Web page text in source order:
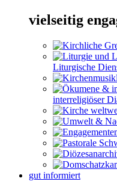
vielseitig
Liturgische
interreligiöser
gut informiert